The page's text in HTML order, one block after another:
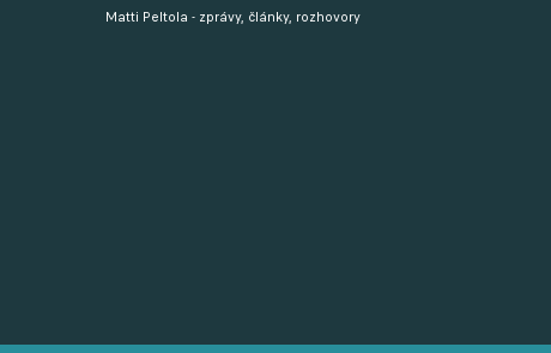
Matti Peltola - zprávy, články, rozhovory